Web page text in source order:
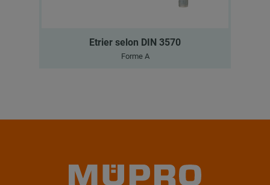
Etrier selon DIN 3570
Forme A